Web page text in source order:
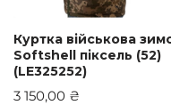
Куртка військова
Softshell піксель (52)
(LE325252)
3 150,00 ₴